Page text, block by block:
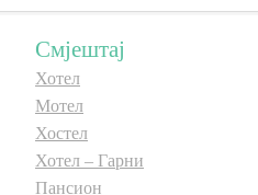
Смјештај
Хотел
Мотел
Хостел
Хотел – Гарни
Пансион